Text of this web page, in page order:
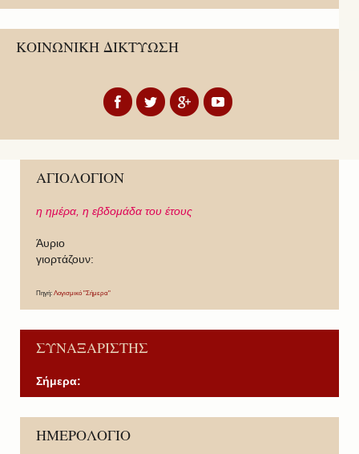
ΚΟΙΝΩΝΙΚΗ ΔΙΚΤΥΩΣΗ
ΑΓΙΟΛΟΓΙΟΝ
η ημέρα, η εβδομάδα του έτους
Άυριο
γιορτάζουν:
Πηγή: Λογισμικό "Σήμερα"
ΣΥΝΑΞΑΡΙΣΤΗΣ
Σήμερα:
ΗΜΕΡΟΛΟΓΙΟ
P
r
P
r
N
e
N
e